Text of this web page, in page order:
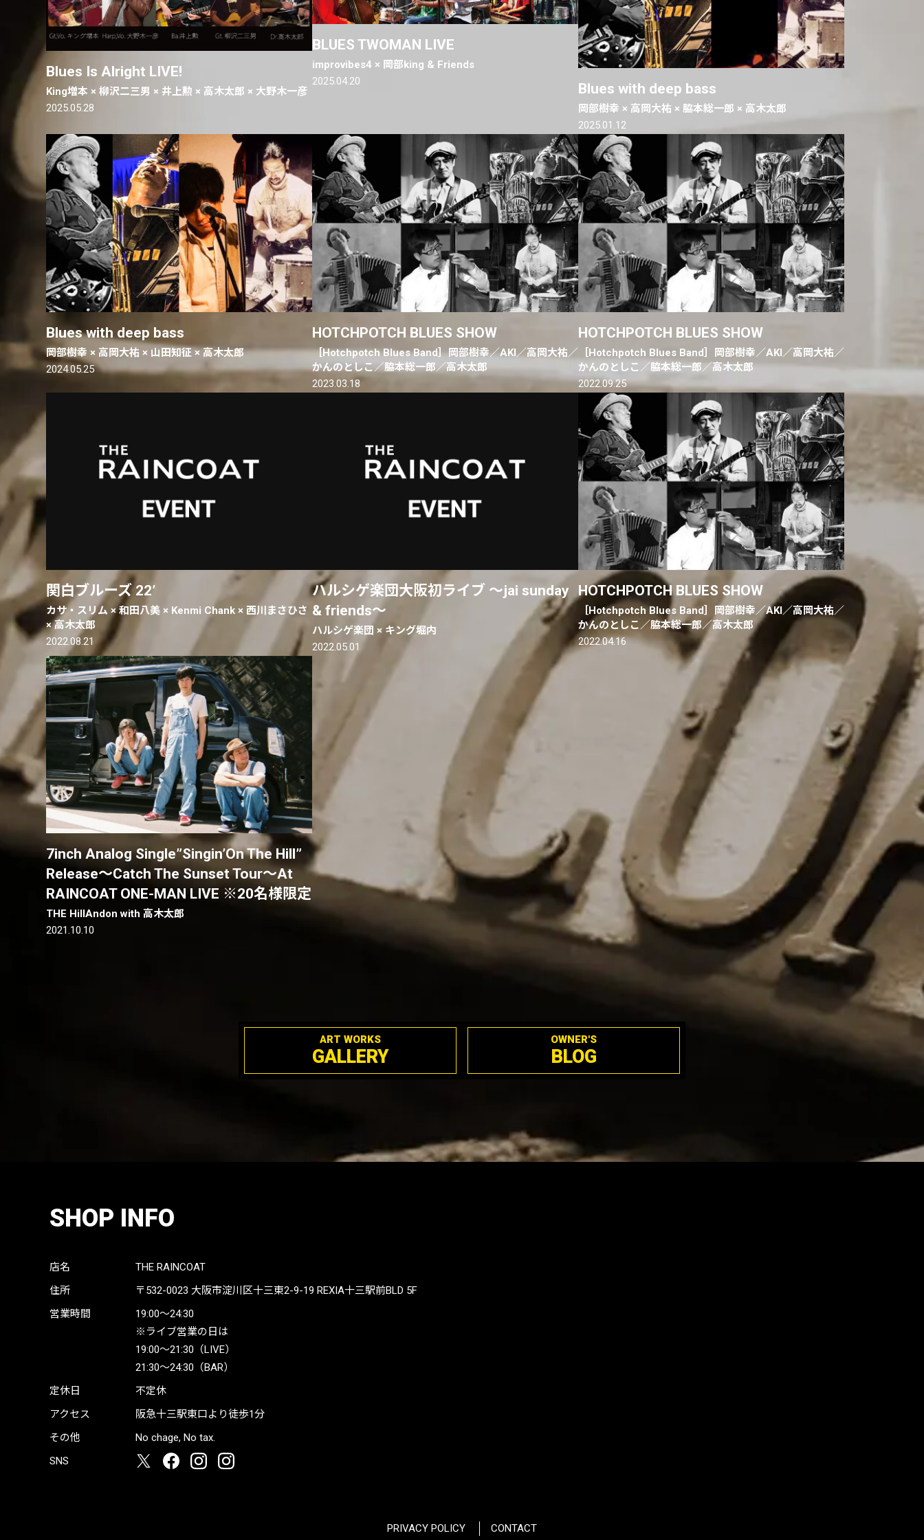
Blues Is Alright LIVE!
King増本 × 柳沢二三男 × 井上勲 × 高木太郎 × 大野木一彦
2025.05.28
BLUES TWOMAN LIVE
improvibes4 × 岡部king & Friends
2025.04.20
Blues with deep bass
岡部樹幸 × 高岡大祐 × 脇本総一郎 × 高木太郎
2025.01.12
Blues with deep bass
岡部樹幸 × 高岡大祐 × 山田知征 × 高木太郎
2024.05.25
HOTCHPOTCH BLUES SHOW
［Hotchpotch Blues Band］岡部樹幸／AKI／高岡大祐／
かんのとしこ／脇本総一郎／高木太郎
2023.03.18
HOTCHPOTCH BLUES SHOW
［Hotchpotch Blues Band］岡部樹幸／AKI／高岡大祐／
かんのとしこ／脇本総一郎／高木太郎
2022.09.25
関白ブルーズ 22’
カサ・スリム × 和田八美 × Kenmi Chank × 西川まさひさ
× 高木太郎
2022.08.21
ハルシゲ楽団大阪初ライブ 〜jai sunday
& friends〜
ハルシゲ楽団 × キング堀内
2022.05.01
HOTCHPOTCH BLUES SHOW
［Hotchpotch Blues Band］岡部樹幸／AKI／高岡大祐／
かんのとしこ／脇本総一郎／高木太郎
2022.04.16
7inch Analog Single”Singin’On The Hill”
Release〜Catch The Sunset Tour〜At
RAINCOAT ONE-MAN LIVE ※20名様限定
THE HillAndon with 高木太郎
2021.10.10
ART WORKS
GALLERY
OWNER'S
BLOG
SHOP INFO
店名
THE RAINCOAT
住所
〒532-0023 大阪市淀川区十三東2-9-19 REXIA十三駅前BLD 5F
営業時間
19:00〜24:30
※ライブ営業の日は
19:00〜21:30（LIVE）
21:30〜24:30（BAR）
定休日
不定休
アクセス
阪急十三駅東口より徒歩1分
その他
No chage, No tax.
SNS
PRIVACY POLICY CONTACT